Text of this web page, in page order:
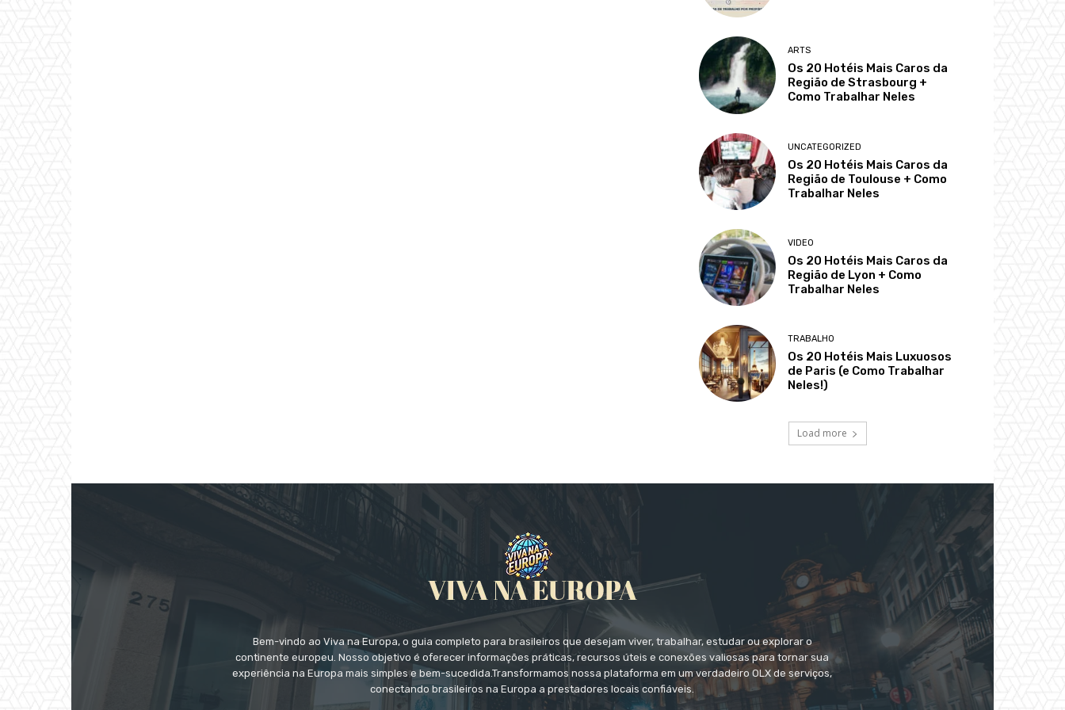
ARTS
Os 20 Hotéis Mais Caros da
Região de Strasbourg +
Como Trabalhar Neles
UNCATEGORIZED
Os 20 Hotéis Mais Caros da
Região de Toulouse + Como
Trabalhar Neles
VIDEO
Os 20 Hotéis Mais Caros da
Região de Lyon + Como
Trabalhar Neles
TRABALHO
Os 20 Hotéis Mais Luxuosos
de Paris (e Como Trabalhar
Neles!)
Load more
Bem-vindo ao Viva na Europa, o guia completo para brasileiros que desejam viver, trabalhar, estudar ou explorar o
continente europeu. Nosso objetivo é oferecer informações práticas, recursos úteis e conexões valiosas para tornar sua
experiência na Europa mais simples e bem-sucedida.Transformamos nossa plataforma em um verdadeiro OLX de serviços,
conectando brasileiros na Europa a prestadores locais confiáveis.